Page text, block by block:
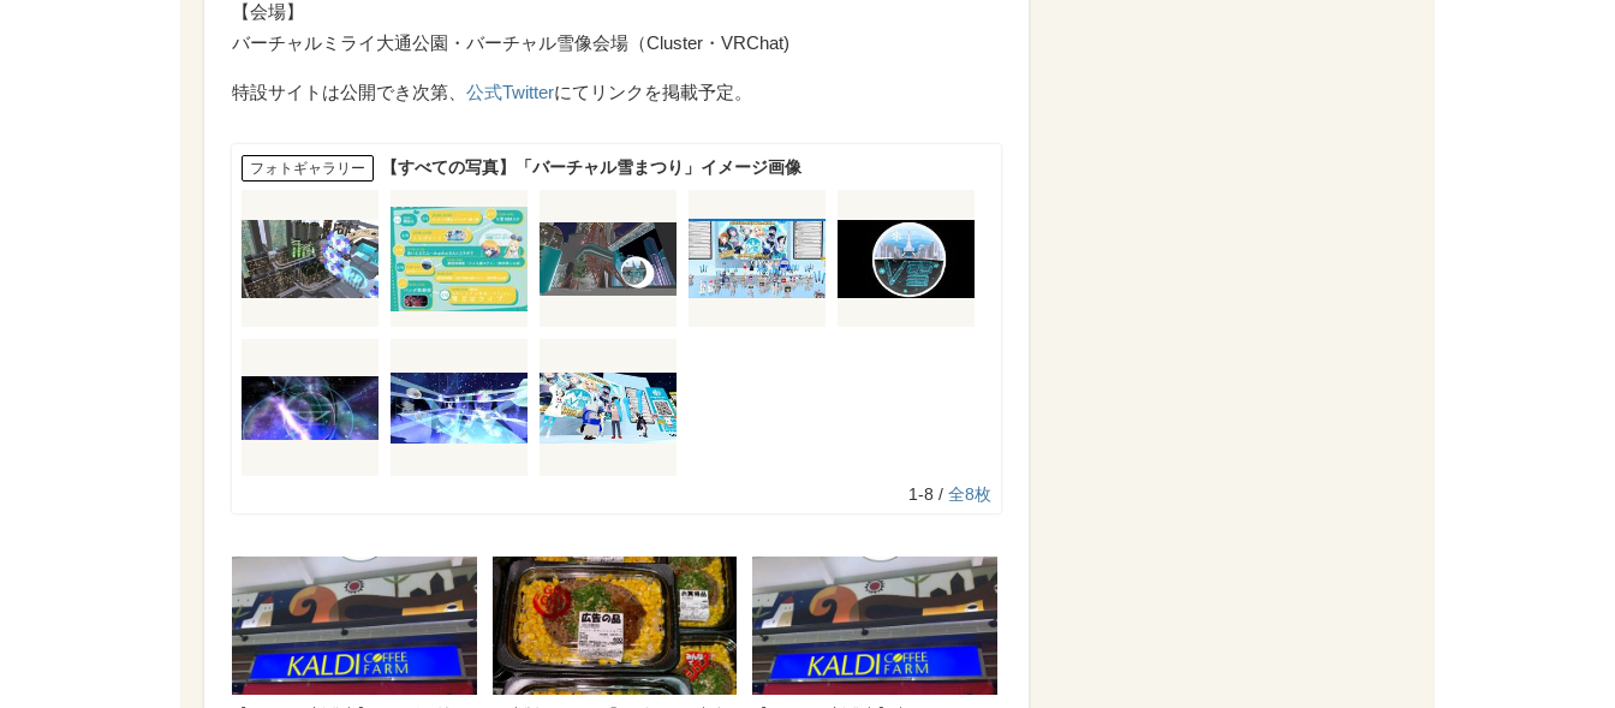
【会場】
バーチャルミライ大通公園・バーチャル雪像会場（Cluster・VRChat)
特設サイトは公開でき次第、 公式Twitterにてリンクを掲載予定。
フォトギャラリー 【すべての写真】「バーチャル雪まつり」イメージ画像
1-8 / 全8枚